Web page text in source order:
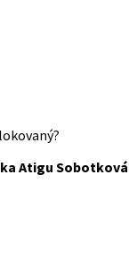
Atigu Sobotková